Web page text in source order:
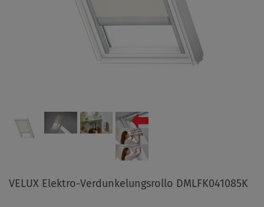
VELUX Elektro-Verdunkelungsrollo DMLFK041085K